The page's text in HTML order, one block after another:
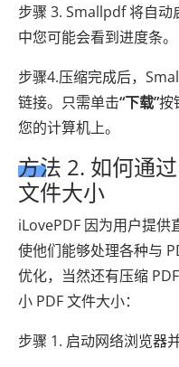
步骤 3. Smallpdf 将自动
中您可能会看到进度条。
步骤4.压缩完成后，
链接。只需单击“下载”按
您的计算机上。
方法 2. 如何通
文件大小
iLovePDF 因为用户提
使他们能够处理各种与
优化，当然还有压缩
小 PDF 文件大小：
步骤 1. 启动网络浏览器